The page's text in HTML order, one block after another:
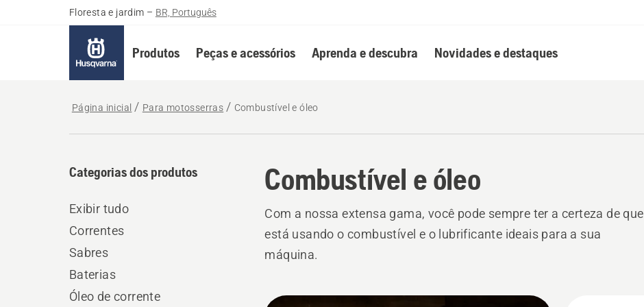
Floresta e jardim – BR, Português
Produtos Peças e acessórios Aprenda e descubra Novidades e destaques
Página inicial Para motosserras Combustível e óleo
Combustível e óleo
Categorias dos produtos
Exibir tudo
Correntes
Sabres
Baterias
Óleo de corrente
Com a nossa extensa gama, você pode sempre ter a certeza de que
está usando o combustível e o lubrificante ideais para a sua
máquina.